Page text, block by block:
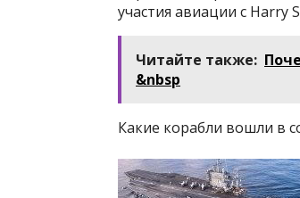
участия авиации с Harry
Читайте также:
&nbsp
Какие корабли вошли в